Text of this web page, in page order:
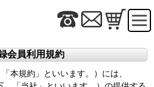
会員利用規約
本規約」といいます。）には、